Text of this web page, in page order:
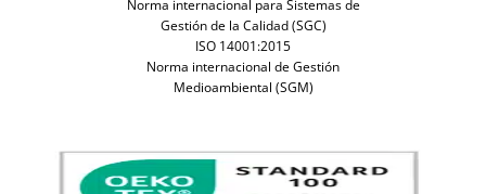
Norma internacional para Sistemas de
Gestión de la Calidad (SGC)
ISO 14001:2015
Norma internacional de Gestión
Medioambiental (SGM)